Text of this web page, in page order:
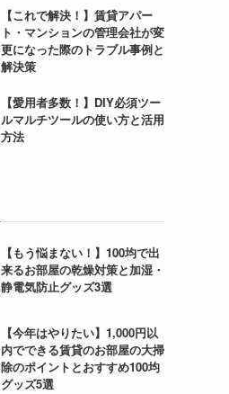
【これで解決！】賃貸アパー
ト・マンションの管理会社が変
更になった際のトラブル事例と
解決策
【愛用者多数！】DIY必須ツー
ルマルチツールの使い方と活用
方法
【もう悩まない！】100均で出
来るお部屋の乾燥対策と加湿・
静電気防止グッズ3選
【今年はやりたい】1,000円以
内でできる賃貸のお部屋の大掃
除のポイントとおすすめ100均
グッズ5選